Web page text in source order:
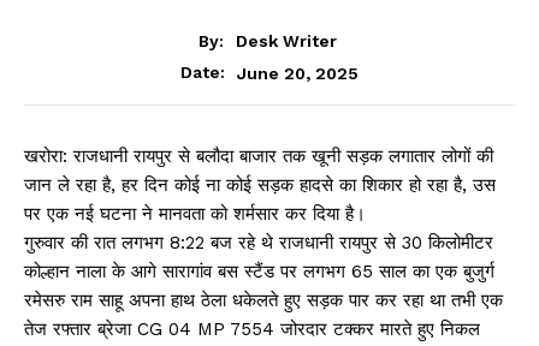
By:
Desk Writer
Date:
June 20, 2025
खरोरा: राजधानी रायपुर से बलौदा बाजार तक खूनी सड़क लगातार लोगों की
जान ले रहा है, हर दिन कोई ना कोई सड़क हादसे का शिकार हो रहा है, उस
पर एक नई घटना ने मानवता को शर्मसार कर दिया है।
गुरुवार की रात लगभग 8:22 बज रहे थे राजधानी रायपुर से 30 किलोमीटर
कोल्हान नाला के आगे सारागांव बस स्टैंड पर लगभग 65 साल का एक बुजुर्ग
रमेसरु राम साहू अपना हाथ ठेला धकेलते हुए सड़क पार कर रहा था तभी एक
तेज रफ्तार ब्रेजा CG 04 MP 7554 जोरदार टक्कर मारते हुए निकल